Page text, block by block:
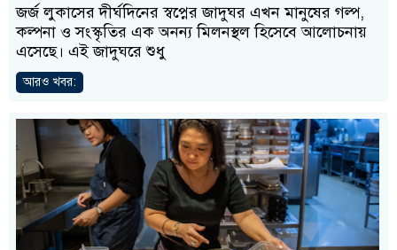
জর্জ লুকাসের দীর্ঘদিনের স্বপ্নের জাদুঘর এখন মানুষের গল্প,
কল্পনা ও সংস্কৃতির এক অনন্য মিলনস্থল হিসেবে আলোচনায়
এসেছে। এই জাদুঘরে শুধু
আরও খবর: